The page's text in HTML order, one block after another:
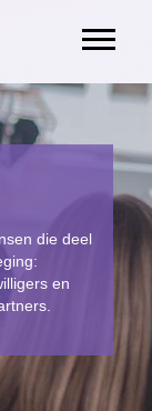
die deel
en